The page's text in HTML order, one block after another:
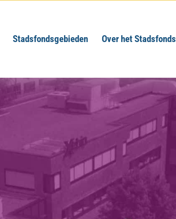
Stadsfondsgebieden Over het Stadsfonds